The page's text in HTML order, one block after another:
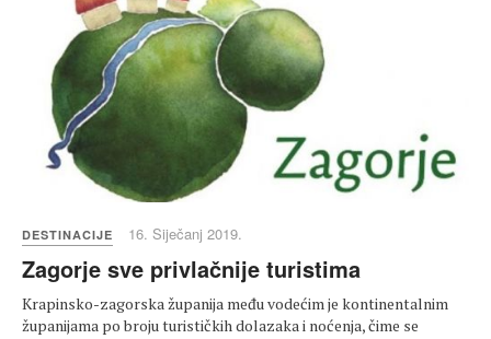
DESTINACIJE 16. Siječanj 2019.
Zagorje sve privlačnije turistima
Krapinsko-zagorska županija među vodećim je kontinentalnim
županijama po broju turističkih dolazaka i noćenja, čime se